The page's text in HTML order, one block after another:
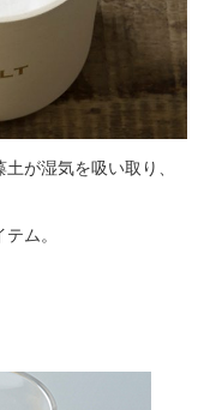
が湿気を吸い取り、
ム。